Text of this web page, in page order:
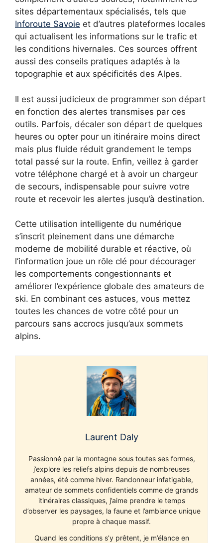
sites départementaux spécialisés, tels que
Inforoute Savoie et d’autres plateformes locales
qui actualisent les informations sur le trafic et
les conditions hivernales. Ces sources offrent
aussi des conseils pratiques adaptés à la
topographie et aux spécificités des Alpes.
Il est aussi judicieux de programmer son départ
en fonction des alertes transmises par ces
outils. Parfois, décaler son départ de quelques
heures ou opter pour un itinéraire moins direct
mais plus fluide réduit grandement le temps
total passé sur la route. Enfin, veillez à garder
votre téléphone chargé et à avoir un chargeur
de secours, indispensable pour suivre votre
route et recevoir les alertes jusqu’à destination.
Cette utilisation intelligente du numérique
s’inscrit pleinement dans une démarche
moderne de mobilité durable et réactive, où
l’information joue un rôle clé pour décourager
les comportements congestionnants et
améliorer l’expérience globale des amateurs de
ski. En combinant ces astuces, vous mettez
toutes les chances de votre côté pour un
parcours sans accrocs jusqu’aux sommets
alpins.
Laurent Daly
Passionné par la montagne sous toutes ses formes,
j’explore les reliefs alpins depuis de nombreuses
années, été comme hiver. Randonneur infatigable,
amateur de sommets confidentiels comme de grands
itinéraires classiques, j’aime prendre le temps
d’observer les paysages, la faune et l’ambiance unique
propre à chaque massif.
Quand les conditions s’y prêtent, je m’élance en